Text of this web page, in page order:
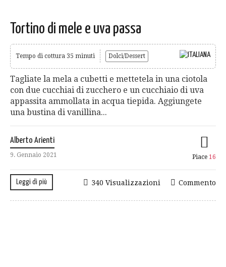
Tortino di mele e uva passa
Tempo di cottura 35 minuti Dolci/Dessert
Tagliate la mela a cubetti e mettetela in una ciotola
con due cucchiai di zucchero e un cucchiaio di uva
appassita ammollata in acqua tiepida. Aggiungete
una bustina di vanillina...
Alberto Arienti
9. Gennaio 2021 Piace 16
Leggi di più Commento
340 Visualizzazioni